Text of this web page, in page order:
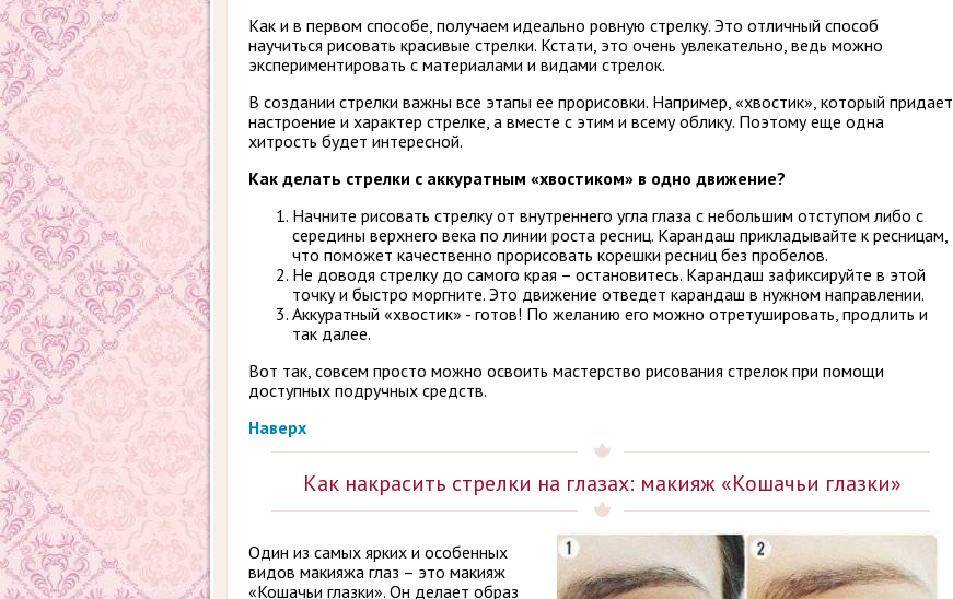
Как и в первом способе, получаем идеально ровную стрелку. Это отличный способ
научиться рисовать красивые стрелки. Кстати, это очень увлекательно, ведь можно
экспериментировать с материалами и видами стрелок.
В создании стрелки важны все этапы ее прорисовки. Например, «хвостик», который придает
настроение и характер стрелке, а вместе с этим и всему облику. Поэтому еще одна
хитрость будет интересной.
Как делать стрелки с аккуратным «хвостиком» в одно движение?
Начните рисовать стрелку от внутреннего угла глаза с небольшим отступом либо с
середины верхнего века по линии роста ресниц. Карандаш прикладывайте к ресницам,
что поможет качественно прорисовать корешки ресниц без пробелов.
Не доводя стрелку до самого края – остановитесь. Карандаш зафиксируйте в этой
точку и быстро моргните. Это движение отведет карандаш в нужном направлении.
Аккуратный «хвостик» - готов! По желанию его можно отретушировать, продлить и
так далее.
Вот так, совсем просто можно освоить мастерство рисования стрелок при помощи
доступных подручных средств.
Наверх
Как накрасить стрелки на глазах: макияж «Кошачьи глазки»
Один из самых ярких и особенных
видов макияжа глаз – это макияж
«Кошачьи глазки». Он делает образ